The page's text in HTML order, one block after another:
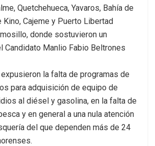
Quetchehueca, Yavaros, Bahía de
Kino, Cajeme y Puerto Libertad
donde sostuvieron un
Candidato Manlio Fabio Beltrones
la falta de programas de
para adquisición de equipo de
al diésel y gasolina, en la falta de
y en general a una nula atención
del que dependen más de 24